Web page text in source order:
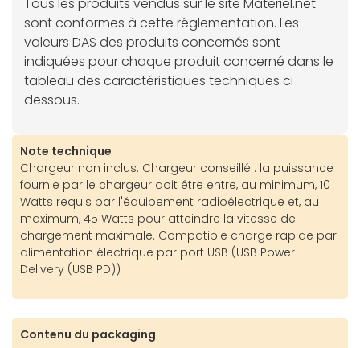
sont conformes à cette réglementation. Les
valeurs DAS des produits concernés sont
indiquées pour chaque produit concerné dans le
tableau des caractéristiques techniques ci-
dessous.
Note technique
Chargeur non inclus. Chargeur conseillé : la puissance
fournie par le chargeur doit être entre, au minimum, 10
Watts requis par l'équipement radioélectrique et, au
maximum, 45 Watts pour atteindre la vitesse de
chargement maximale. Compatible charge rapide par
alimentation électrique par port USB (USB Power
Delivery (USB PD))
Contenu du packaging